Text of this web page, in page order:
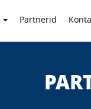
Partnerid